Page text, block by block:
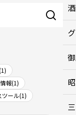
報(1)
ツール(1)